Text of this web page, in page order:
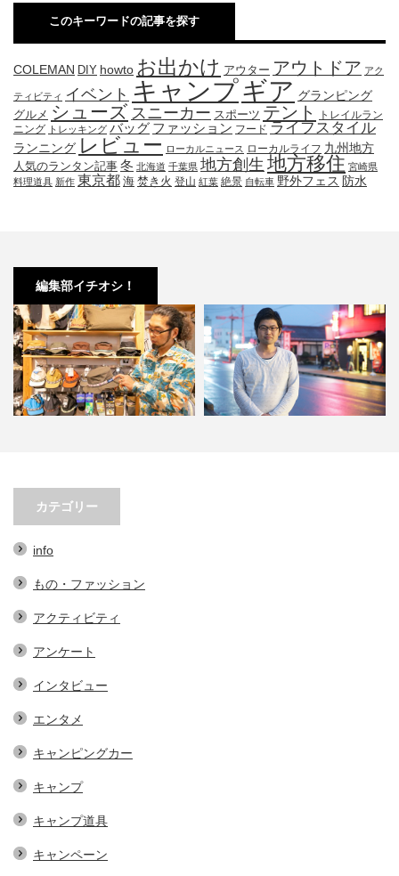
このキーワードの記事を探す
COLEMAN DIY howto お出かけ アウター アウトドア アク
ティビティ イベント キャンプギア グランピング
グルメ シューズ スニーカー スポーツ テント
トレイルラン
ニング トレッキング バッグ ファッション フード ライフスタイル
ランニング レビュー ローカルニュース ローカルライフ 九州地方
人気のランタン記事 冬 北海道 千葉県 地方創生 地方移住 宮崎県
料理道具 新作 東京都 海 焚き火 登山 紅葉 絶景 自転車 野外フェス 防水
編集部イチオシ！
春先必須！KAVUの帽子３選。オ
シャレで実用的なアイテム…
カテゴリー
info
もの・ファッション
アクティビティ
アンケート
インタビュー
エンタメ
キャンピングカー
キャンプ
キャンプ道具
キャンペーン